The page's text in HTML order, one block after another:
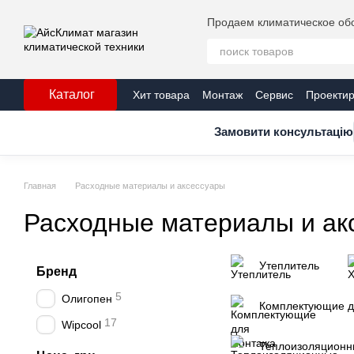
Продаем климатическое
Каталог Хит товара Монтаж Сервис
Публичная оферта
Контакты
Замовити консультацію
Главная Расходные материалы и аксессуары
Расходные материалы и
Утеплитель
Комплектующие
Бренд
Олигопен 5
Wipcool 17